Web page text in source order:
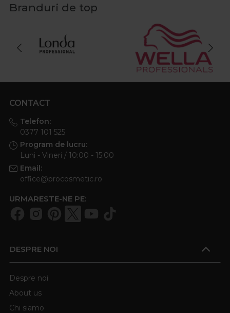
Branduri de top
CONTACT
Telefon:
0377 101 525
Program de lucru:
Luni - Vineri / 10:00 - 15:00
Email:
office@procosmetic.ro
URMARESTE-NE PE:
DESPRE NOI
Despre noi
About us
Chi siamo